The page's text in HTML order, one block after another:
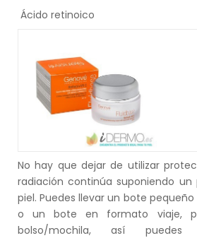
Ácido retinoico
No hay que dejar de utilizar
radiación continúa suponiendo un
piel. Puedes llevar un bote
o un bote en formato viaje,
bolso/mochila, así puedes